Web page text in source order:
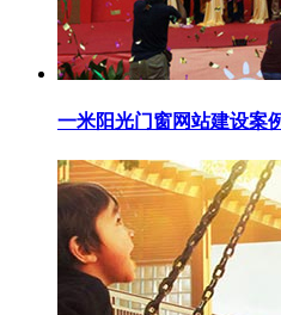
一米阳光门窗网站建设案